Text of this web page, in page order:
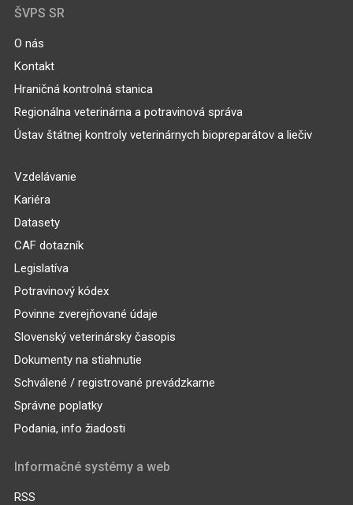
ŠVPS SR
O nás
Kontakt
Hraničná kontrolná stanica
Regionálna veterinárna a potravinová správa
Ústav štátnej kontroly veterinárnych biopreparátov a liečiv
Vzdelávanie
Kariéra
Datasety
CAF dotazník
Legislatíva
Potravinový kódex
Povinne zverejňované údaje
Slovenský veterinársky časopis
Dokumenty na stiahnutie
Schválené / registrované prevádzkarne
Správne poplatky
Podania, info žiadosti
Informačné systémy a web
RSS